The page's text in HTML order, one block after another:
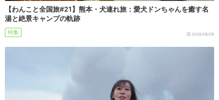
【わんこと全国旅#21】熊本・犬連れ旅：愛犬ドンちゃんを癒す名
湯と絶景キャンプの軌跡
特集 2026/08/08